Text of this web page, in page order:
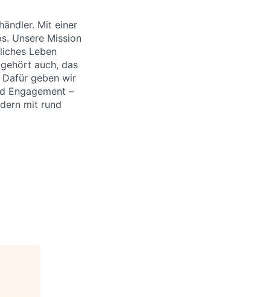
Mit einer
Unsere Mission
Leben
auch, das
Dafür geben wir
Engagement –
mit rund